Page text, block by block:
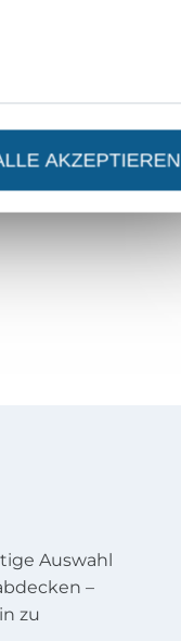
Auswahl
–
zu
AKZEPTIEREN